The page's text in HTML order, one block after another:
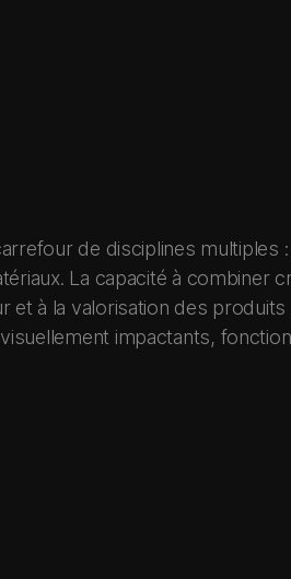
de disciplines
La capacité à combiner
et à la valorisation des
impactants,